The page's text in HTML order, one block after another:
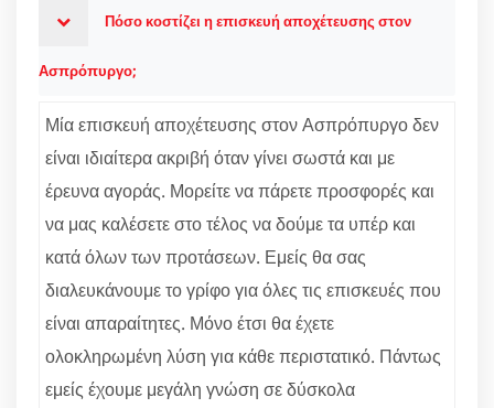
Πόσο κοστίζει η επισκευή αποχέτευσης στον
Ασπρόπυργο;
Μία επισκευή αποχέτευσης στον Ασπρόπυργο δεν
είναι ιδιαίτερα ακριβή όταν γίνει σωστά και με
έρευνα αγοράς. Μορείτε να πάρετε προσφορές και
να μας καλέσετε στο τέλος να δούμε τα υπέρ και
κατά όλων των προτάσεων. Εμείς θα σας
διαλευκάνουμε το γρίφο για όλες τις επισκευές που
είναι απαραίτητες. Μόνο έτσι θα έχετε
ολοκληρωμένη λύση για κάθε περιστατικό. Πάντως
εμείς έχουμε μεγάλη γνώση σε δύσκολα